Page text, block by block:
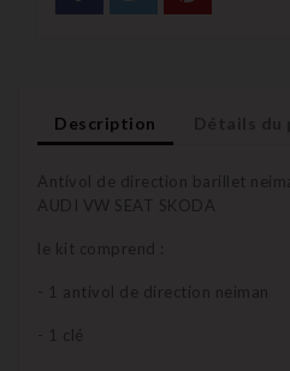
Description
Antivol de direction barillet
AUDI VW SEAT SKODA
le kit comprend :
- 1 antivol de direction neiman
- 1 clé